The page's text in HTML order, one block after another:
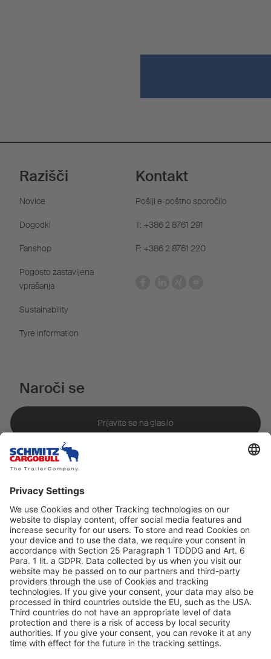
Razišči
Novice
Dogodki
Fanshop
Pogosto zastavljena
vprašanja
Sustainability
Tyre information
Kontakt
Pošlji e-poštno sporočilo
T: +386 2 8761 291
F: +386 2 8761 220
Naroči se